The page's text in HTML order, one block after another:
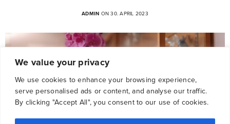
We value your privacy
We use cookies to enhance your browsing experience,
serve personalised ads or content, and analyse our traffic.
By clicking "Accept All", you consent to our use of cookies.
ADMIN ON 30. APRIL 2023